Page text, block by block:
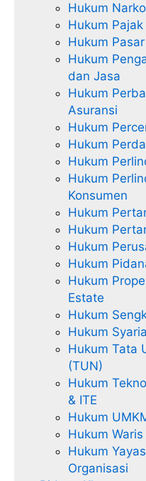
Hukum
Hukum Pajak
Hukum
Hukum
dan Jasa
Hukum
Asuransi
Hukum
Hukum
Hukum
Hukum
Konsumen
Hukum
Hukum
Hukum
Hukum
Hukum
Estate
Hukum
Hukum
Hukum Tata
(TUN)
Hukum
& ITE
Hukum
Hukum Waris
Hukum
Organisasi